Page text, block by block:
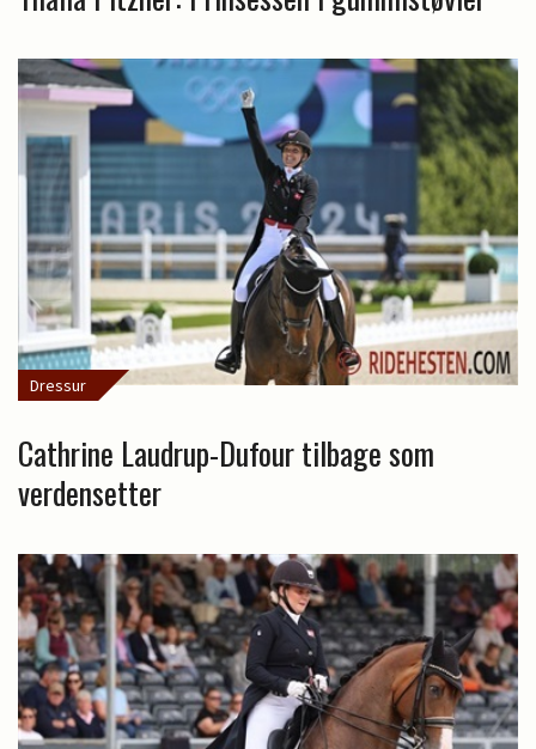
Dressur
Cathrine Laudrup-Dufour tilbage som
verdensetter